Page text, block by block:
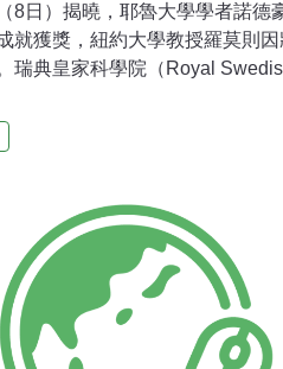
8日）揭曉，耶魯大學學者諾德
就獲獎，紐約大學教授羅莫則
瑞典皇家科學院（Royal
的經濟成長，解決我們這個時代
醫學獎1日揭曉，物理學獎、化